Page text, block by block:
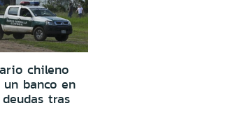
chileno
banco en
tras